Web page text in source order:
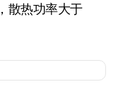
散热功率大于